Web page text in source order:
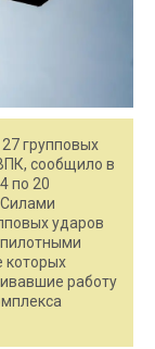
групповых
сообщило в
по 20
ударов
которых
работу